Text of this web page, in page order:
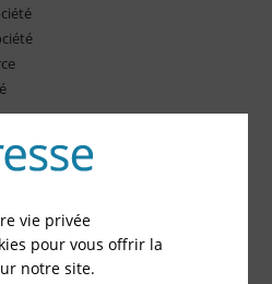
vie privée
pour vous offrir la
notre site.